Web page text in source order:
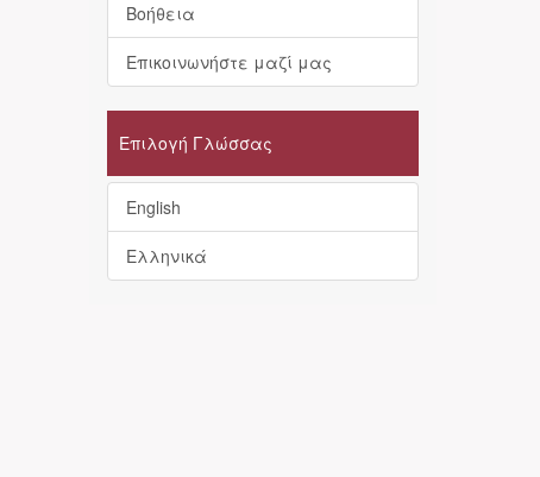
Βοήθεια
Επικοινωνήστε μαζί μας
Επιλογή Γλώσσας
English
Ελληνικά